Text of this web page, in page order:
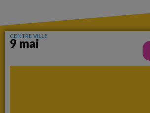
CENTRE VILLE
9 mai